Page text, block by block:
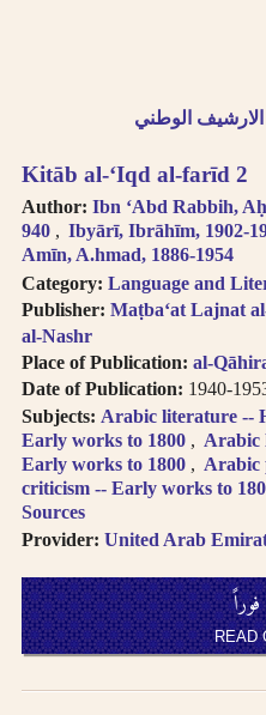
are equivalent to
i.e. Ḥajjāj = Hajjaj.
Try searching
places by different
transliterations, i.e.
Cairo, Qahira,
Qahirah, Tehran,
Tihran.
Try searching
places in English,
French, or
transliteration, i.e.
Egypt, Egypte, Misr.
Try searching
subject terms in
English, French, or
philosophy,
philosophie,
falsafah.
names with or
Kitāb al-ʻIqd al-farīd 2
Author: Ibn ʻAbd Rabbih,
940
Ibyārī, Ibrāhīm, 1902-
Amīn, A.hmad, 1886-1954
Category: Language and
Publisher: Maṭbaʻat Lajnat
al-Nashr
Place of Publication: al-
Date of Publication: 1940-
Subjects: Arabic literature --
Early works to 1800
Arabic
Early works to 1800
Arabic
criticism -- Early works to
Sources
Provider: United Arab
READ
- الارشيف الوطني